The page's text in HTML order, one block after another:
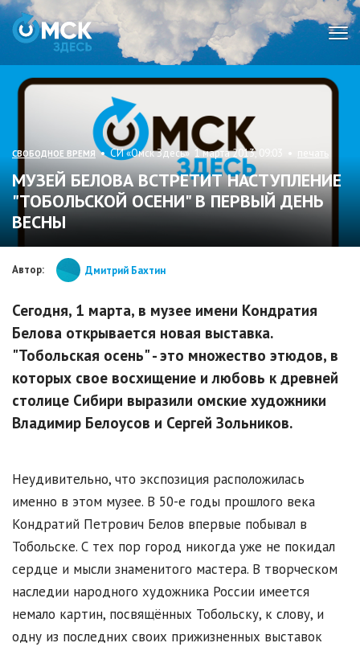
СВОБОДНОЕ ВРЕМЯ • СИ «Омск Здесь» 1 марта 2013, 09:03 • печать
МУЗЕЙ БЕЛОВА ВСТРЕТИТ НАСТУПЛЕНИЕ
"ТОБОЛЬСКОЙ ОСЕНИ" В ПЕРВЫЙ ДЕНЬ
ВЕСНЫ
Автор: Дмитрий Бахтин
Сегодня, 1 марта, в музее имени Кондратия
Белова открывается новая выставка.
"Тобольская осень" - это множество этюдов, в
которых свое восхищение и любовь к древней
столице Сибири выразили омские художники
Владимир Белоусов и Сергей Зольников.
Неудивительно, что экспозиция расположилась
именно в этом музее. В 50-е годы прошлого века
Кондратий Петрович Белов впервые побывал в
Тобольске. С тех пор город никогда уже не покидал
сердце и мысли знаменитого мастера. В творческом
наследии народного художника России имеется
немало картин, посвящённых Тобольску, к слову, и
одну из последних своих прижизненных выставок